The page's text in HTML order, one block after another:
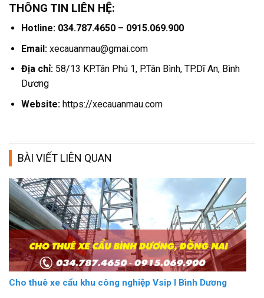
THÔNG TIN LIÊN HỆ:
Hotline: 034.787.4650 – 0915.069.900
Email:xecauanmau@gmai.com
Địa chỉ: 58/13 KP.Tân Phú 1, P.Tân Bình, TP.Dĩ An, Bình
Dương
Website: https://xecauanmau.com
BÀI VIẾT LIÊN QUAN
Cho thuê xe cẩu khu công nghiệp Vsip I Bình Dương